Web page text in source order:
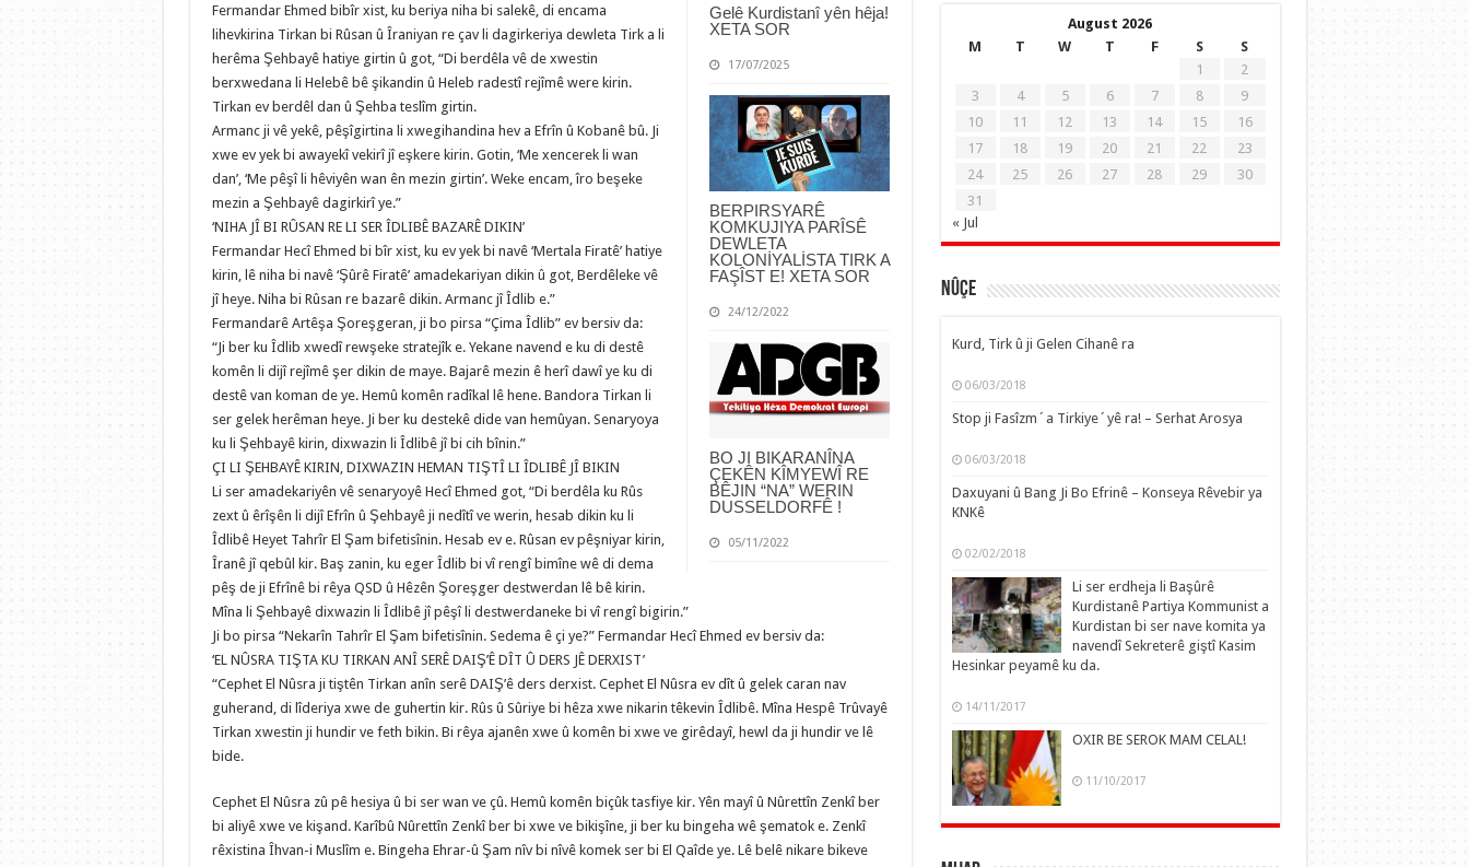
Gelê Kurdistanî yên hêja!
XETA SOR
17/07/2025
BERPIRSYARÊ
KOMKUJIYA PARÎSÊ
DEWLETA
KOLONİYALİSTA TIRK A
FAŞÎST E! XETA SOR
24/12/2022
BO JI BIKARANÎNA
ÇEKÊN KÎMYEWÎ RE
BÊJIN “NA” WERIN
DUSSELDORFÊ !
05/11/2022
Fermandar Ehmed bibîr xist, ku beriya niha bi salekê, di encama
lihevkirina Tirkan bi Rûsan û Îraniyan re çav li dagirkeriya dewleta Tirk a li
herêma Şehbayê hatiye girtin û got, “Di berdêla vê de xwestin
berxwedana li Helebê bê şikandin û Heleb radestî rejîmê were kirin.
Tirkan ev berdêl dan û Şehba teslîm girtin.
Armanc ji vê yekê, pêşîgirtina li xwegihandina hev a Efrîn û Kobanê bû. Ji
xwe ev yek bi awayekî vekirî jî eşkere kirin. Gotin, ‘Me xencerek li wan
dan’, ‘Me pêşî li hêviyên wan ên mezin girtin’. Weke encam, îro beşeke
mezin a Şehbayê dagirkirî ye.”
‘NIHA JÎ BI RÛSAN RE LI SER ÎDLIBÊ BAZARÊ DIKIN’
Fermandar Hecî Ehmed bi bîr xist, ku ev yek bi navê ‘Mertala Firatê’ hatiye
kirin, lê niha bi navê ‘Şûrê Firatê’ amadekariyan dikin û got, Berdêleke vê
jî heye. Niha bi Rûsan re bazarê dikin. Armanc jî Îdlib e.”
Fermandarê Artêşa Şoreşgeran, ji bo pirsa “Çima Îdlib” ev bersiv da:
“Ji ber ku Îdlib xwedî rewşeke stratejîk e. Yekane navend e ku di destê
komên li dijî rejîmê şer dikin de maye. Bajarê mezin ê herî dawî ye ku di
destê van koman de ye. Hemû komên radîkal lê hene. Bandora Tirkan li
ser gelek herêman heye. Ji ber ku destekê dide van hemûyan. Senaryoya
ku li Şehbayê kirin, dixwazin li Îdlibê jî bi cih bînin.”
ÇI LI ŞEHBAYÊ KIRIN, DIXWAZIN HEMAN TIŞTÎ LI ÎDLIBÊ JÎ BIKIN
Li ser amadekariyên vê senaryoyê Hecî Ehmed got, “Di berdêla ku Rûs
zext û êrîşên li dijî Efrîn û Şehbayê ji nedîtî ve werin, hesab dikin ku li
Îdlibê Heyet Tahrîr El Şam bifetisînin. Hesab ev e. Rûsan ev pêşniyar kirin,
Îranê jî qebûl kir. Baş zanin, ku eger Îdlib bi vî rengî bimîne wê di dema
pêş de ji Efrînê bi rêya QSD û Hêzên Şoreşger destwerdan lê bê kirin.
Mîna li Şehbayê dixwazin li Îdlibê jî pêşî li destwerdaneke bi vî rengî bigirin.”
Ji bo pirsa “Nekarîn Tahrîr El Şam bifetisînin. Sedema ê çi ye?” Fermandar Hecî Ehmed ev bersiv da:
‘EL NÛSRA TIŞTA KU TIRKAN ANÎ SERÊ DAIŞ’Ê DÎT Û DERS JÊ DERXIST’
“Cephet El Nûsra ji tiştên Tirkan anîn serê DAIŞ’ê ders derxist. Cephet El Nûsra ev dît û gelek caran nav
guherand, di lîderiya xwe de guhertin kir. Rûs û Sûriye bi hêza xwe nikarin têkevin Îdlibê. Mîna Hespê Trûvayê
Tirkan xwestin ji hundir ve feth bikin. Bi rêya ajanên xwe û komên bi xwe ve girêdayî, hewl da ji hundir ve lê
bide.
Cephet El Nûsra zû pê hesiya û bi ser wan ve çû. Hemû komên biçûk tasfiye kir. Yên mayî û Nûrettîn Zenkî ber
bi aliyê xwe ve kişand. Karîbû Nûrettîn Zenkî ber bi xwe ve bikişîne, ji ber ku bingeha wê şematok e. Zenkî
rêxistina Îhvan-i Muslîm e. Bingeha Ehrar-û Şam nîv bi nîvê komek ser bi El Qaîde ye. Lê belê nikare bikeve
August 2026
M
T W T F S
S
1
2
3
4 5 6 7 8
9
10
11 12 13 14 15
16
17
18 19 20 21 22
23
24
25 26 27 28 29
30
31
« Jul
Nûçe
Kurd, Tirk û ji Gelen Cihanê ra
06/03/2018
Stop ji Fasîzm´a Tirkiye´yê ra! – Serhat Arosya
06/03/2018
Daxuyani û Bang Ji Bo Efrinê – Konseya Rêvebir ya
KNKê
02/02/2018
Li ser erdheja li Başûrê
Kurdistanê Partiya Kommunist a
Kurdistan bi ser nave komita ya
navendî Sekreterê giştî Kasim
Hesinkar peyamê ku da.
14/11/2017
OXIR BE SEROK MAM CELAL!
11/10/2017